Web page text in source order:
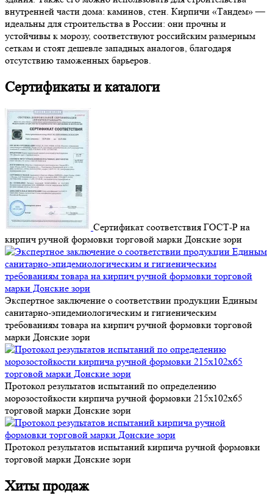
внутренней части дома: каминов, стен. Кирпичи «Тандем» —
идеальны для строительства в России: они прочны и
устойчивы к морозу, соответствуют российским размерным
сеткам и стоят дешевле западных аналогов, благодаря
отсутствию таможенных барьеров.
Сертификаты и каталоги
Сертификат соответствия ГОСТ-Р на
кирпич ручной формовки торговой марки Донские зори
Экспертное заключение о соответствии продукции Единым
санитарно-эпидемиологическим и гигиеническим
требованиям товара на кирпич ручной формовки торговой
марки Донские зори
Протокол результатов испытаний по определению
морозостойкости кирпича ручной формовки 215x102x65
торговой марки Донские зори
Протокол результатов испытаний кирпича ручной формовки
торговой марки Донские зори
Хиты продаж